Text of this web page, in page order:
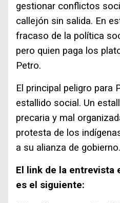
gestionar conflictos
callejón sin salida. En
fracaso de la política
pero quien paga los
Petro.
El principal peligro para
estallido social. Un
precaria y mal
protesta de los
a su alianza de gobierno.
El link de la entrevista
es el siguiente: